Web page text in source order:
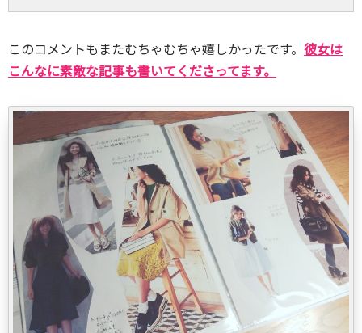
このコメントもまたむちゃむちゃ嬉しかったです。 彼女は
こんなに素敵な記事も書いてくださってます。